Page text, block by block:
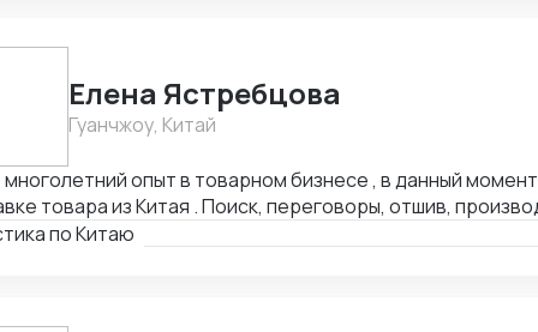
Елена Ястребцова
Гуанчжоу, Китай
опыт в товарном бизнесе , в данный
товара из Китая . Поиск, переговоры, отшив,
, аналитика товара под клиента. Любые
по Китаю